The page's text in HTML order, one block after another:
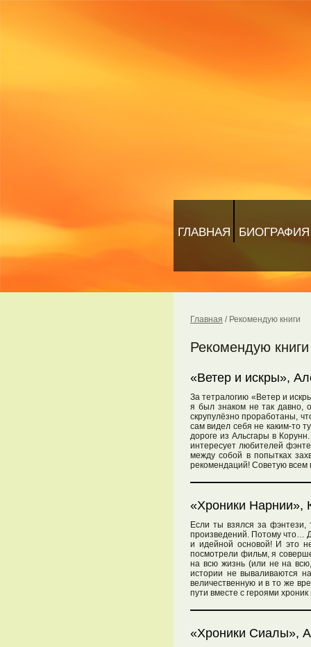
ГЛАВНАЯ БИОГРАФИЯ
Главная / Рекомендую книги
Рекомендую книги
«Ветер и искры»,
За тетралогию «Ветер и
я был знаком не так давно,
скрупулёзно проработаны,
сам видел себя не каким-то
дороге из Альсгары в
интересует любителей
между собой в попытках
рекомендаций! Советую всем
«Хроники Нарнии»,
Если ты взялся за фэнтези,
произведений. Потому что…
и идейной основой! И это
посмотрели фильм, я
на всю жизнь (или не на
истории не вываливаются
величественную и в то же
пути вместе с героями
«Хроники Сиалы»,